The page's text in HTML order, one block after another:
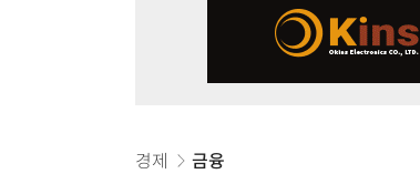
경제 금융